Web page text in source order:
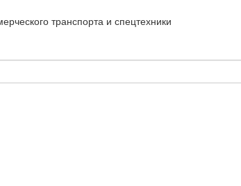
транспорта и спецтехники